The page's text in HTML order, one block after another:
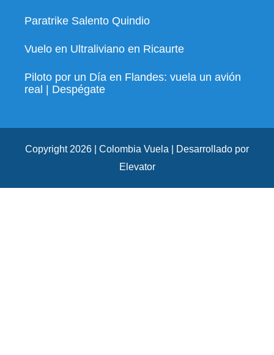
Paratrike Salento Quindio
Vuelo en Ultraliviano en Ricaurte
Piloto por un Día en Flandes: vuela un avión
real | Despégate
Copyright 2026 | Colombia Vuela | Desarrollado por
Elevator